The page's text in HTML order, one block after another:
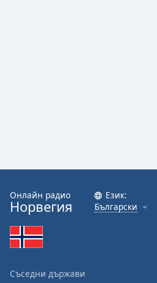
Онлайн радио
Норвегия
Език:
Български
Съседни държави